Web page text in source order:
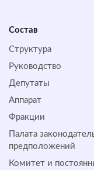
Состав
Структура
Руководство
Депутаты
Аппарат
Фракции
Палата
предположений
Комитет и